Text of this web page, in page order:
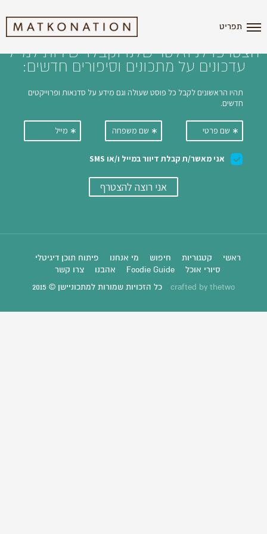
תפריט
הצטרפו לניוזלטר שלנו וקבלו ישירות למייל
עדכונים על מתכונים וסיפורים חדשים:
ראשי קטגוריות חיפוש מי אנחנו
פיתוח תוכן דיגיטלי
סיורי אוכל
Foodie Guide אהבנו צרו קשר
crafted by thetwo כל הזכויות שמורות למתכוניישן © 2015